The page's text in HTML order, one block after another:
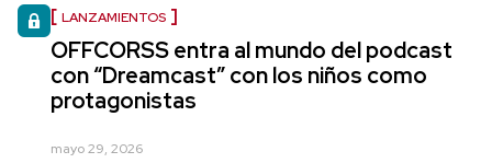
LANZAMIENTOS
OFFCORSS entra al mundo del podcast
con “Dreamcast” con los niños como
protagonistas
mayo 29, 2026